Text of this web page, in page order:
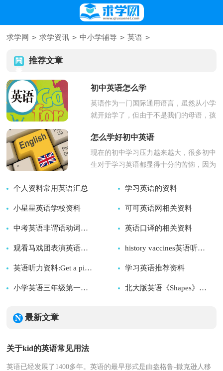
求学网 > 求学资讯 > 中小学辅导 > 英语 >
推荐文章
初中英语怎么学
英语作为一门国际通用语言，虽然从小学
就开始学了，但由于不是我们的母语，孩
怎么学好初中英语
现在的初中学习压力越来越大，很多初中
生对于学习英语都显得十分的苦恼，因为
个人资料常用英语汇总
2024-11-03
学习英语的资料
2024-12-05
小星星英语学校资料
2024-11-08
可可英语网相关资料
2025-01-18
中考英语非谓语动词资料
2024-10-04
英语口译的相关资料
2024-12-30
观看马戏团表演英语听力资料
2024-12-10
history vaccines英语听力资料
2025-12-19
英语听力资料:Get a piece of action
2024-11-19
学习英语推荐资料
2024-10-24
小学英语三年级第一册上册集体备课资料 北大版英语《Shapes》集合资料
最新文章
关于kid的英语常见用法
英语已经发展了1400多年。英语的最早形式是由盎格鲁-撒克逊人移